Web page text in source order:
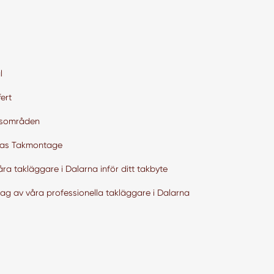
Takmontage
takläggare i Dalarna inför ditt takbyte
av våra professionella takläggare i Dalarna